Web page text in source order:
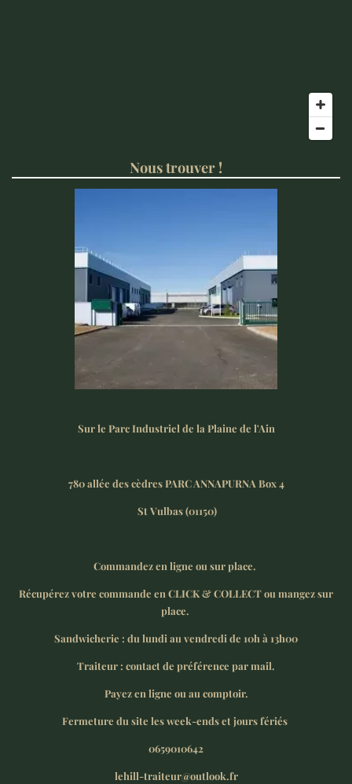
Nous trouver !
Sur le Parc Industriel de la Plaine de l'Ain
780 allée des cèdres PARC ANNAPURNA Box 4
St Vulbas (01150)
Commandez en ligne ou sur place.
Récupérez votre commande en CLICK & COLLECT ou mangez sur
place.
Sandwicherie : du lundi au vendredi de 10h à 13h00
Traiteur : contact de préférence par mail.
Payez en ligne ou au comptoir.
Fermeture du site les week-ends et jours fériés
0659010642
lehill-traiteur@outlook.fr